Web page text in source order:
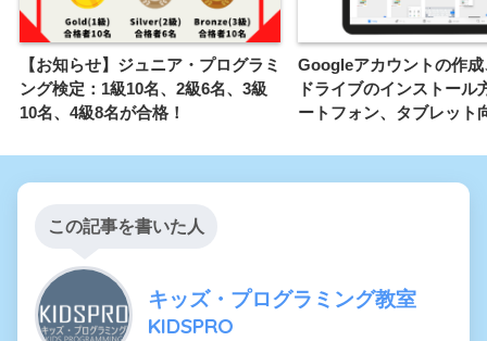
【お知らせ】ジュニア・プログラミ
ング検定：1級10名、2級6名、3級
10名、4級8名が合格！
Googleアカウントの作
ドライブのインストール
ートフォン、タブレット
この記事を書いた人
キッズ・プログラミング教室
KIDSPRO